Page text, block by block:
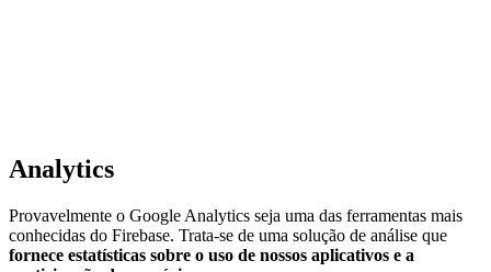
Analytics
Provavelmente o Google Analytics seja uma das ferramentas mais
conhecidas do Firebase. Trata-se de uma solução de análise que
fornece estatísticas sobre o uso de nossos aplicativos e a